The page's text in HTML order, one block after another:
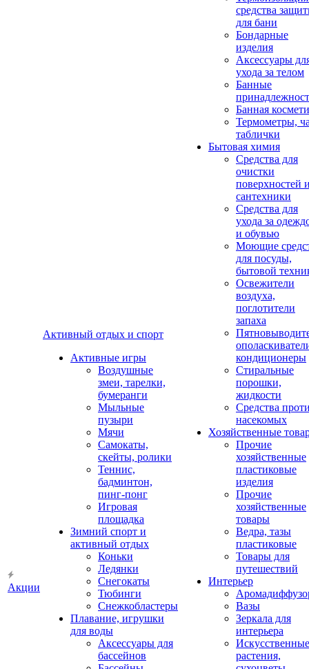
Акции
Активный отдых и спорт
Активные игры
Воздушные
змеи, тарелки,
бумеранги
Мыльные
пузыри
Мячи
Самокаты,
скейты, ролики
Теннис,
бадминтон,
пинг-понг
Игровая
площадка
Зимний спорт и
активный отдых
Коньки
Ледянки
Снегокаты
Тюбинги
Снежкобластеры
Плавание, игрушки
для воды
Аксессуары для
бассейнов
средства
для бани
Бондарные
изделия
Аксеcсуары
ухода за телом
Банные
Банная
Термометры,
таблички
Бытовая химия
Средства для
очистки
поверхностей
сантехники
Средства для
ухода за
и обувью
Моющие
для посуды,
бытовой
Освежители
воздуха,
поглотители
запаха
кондиционеры
Стиральные
порошки,
жидкости
Средства
насекомых
Хозяйственные
Прочие
хозяйственные
пластиковые
изделия
Прочие
хозяйственные
товары
Ведра, тазы
пластиковые
Товары для
путешествий
Интерьер
Вазы
Зеркала для
интерьера
Искусственные
растения,